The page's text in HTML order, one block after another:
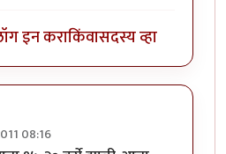
इन कराकिंवासदस्य व्हा
08:16